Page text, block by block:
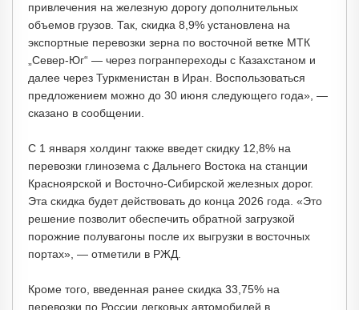
привлечения на железную дорогу дополнительных
объемов грузов. Так, скидка 8,9% установлена на
экспортные перевозки зерна по восточной ветке МТК
„Север-Юг“ — через погранпереходы с Казахстаном и
далее через Туркменистан в Иран. Воспользоваться
предложением можно до 30 июня следующего года», —
сказано в сообщении.
С 1 января холдинг также введет скидку 12,8% на
перевозки глинозема с Дальнего Востока на станции
Красноярской и Восточно-Сибирской железных дорог.
Эта скидка будет действовать до конца 2026 года. «Это
решение позволит обеспечить обратной загрузкой
порожние полувагоны после их выгрузки в восточных
портах», — отметили в РЖД.
Кроме того, введенная ранее скидка 33,75% на
перевозки по России легковых автомобилей в